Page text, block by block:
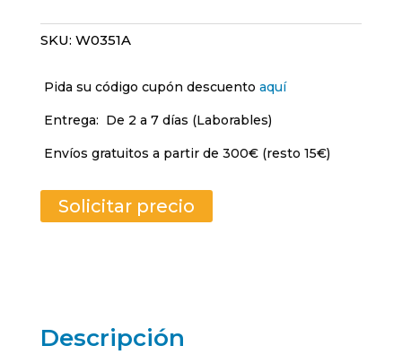
SKU: W0351A
Pida su código cupón descuento aquí
Entrega: De 2 a 7 días (Laborables)
Envíos gratuitos a partir de 300€ (resto 15€)
Solicitar precio
Descripción